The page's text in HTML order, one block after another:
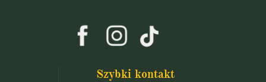
Szybki kontakt